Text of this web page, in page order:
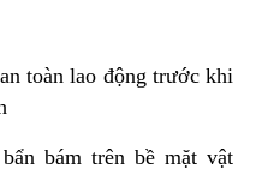
toàn lao động trước khi
bám trên bề mặt vật